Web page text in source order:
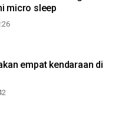
micro sleep
empat kendaraan di